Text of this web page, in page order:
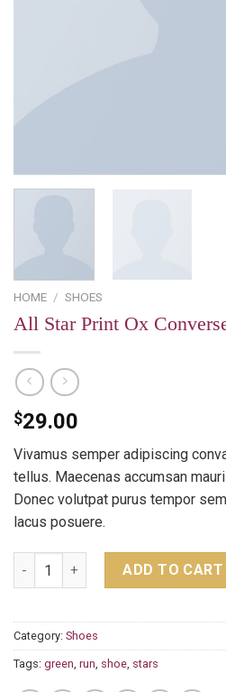
HOME / SHOES
All Star Print Ox
$29.00
Vivamus semper adipiscing
tellus. Maecenas accumsan
Donec volutpat purus tempor
lacus posuere.
All Star Print Ox Converse quantity
ADD TO CART
Category: Shoes
Tags: green, run, shoe, stars